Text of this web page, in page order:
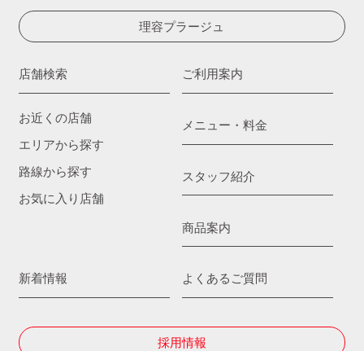
理容プラージュ
店舗検索
お近くの店舗
エリアから探す
路線から探す
お気に入り店舗
ご利用案内
メニュー・料金
スタッフ紹介
商品案内
新着情報 よくあるご質問
採用情報